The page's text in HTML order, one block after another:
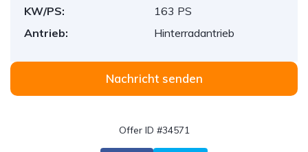
KW/PS:
163 PS
Antrieb:
Hinterradantrieb
Nachricht senden
Offer ID #34571